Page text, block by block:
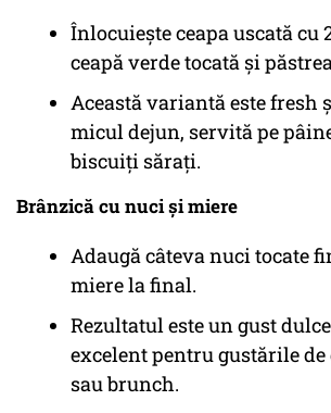
Înlocuiește ceapa uscată cu
ceapă verde tocată și
Această variantă este fresh
micul dejun, servită pe
biscuiți sărați.
Brânzică cu nuci și miere
Adaugă câteva nuci tocate
miere la final.
Rezultatul este un gust
excelent pentru gustările
sau brunch.